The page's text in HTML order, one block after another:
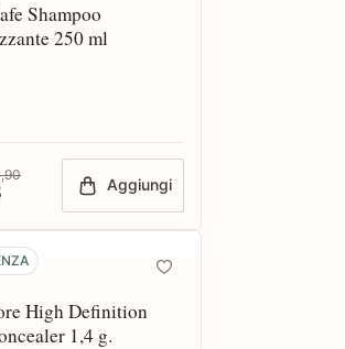
Shampoo
250 ml
Aggiungi
High Definition
Stylo Concealer 1,4 g.